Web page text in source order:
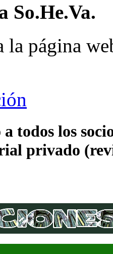
So.He.Va.
la página
todos los
privado